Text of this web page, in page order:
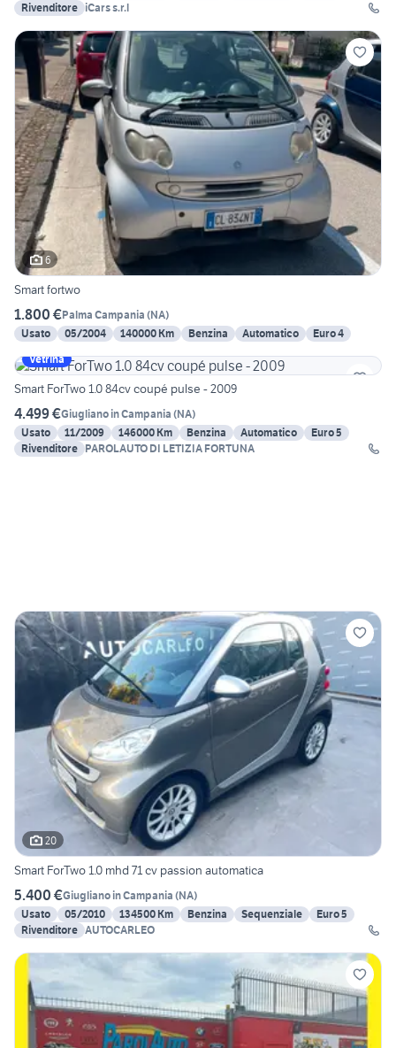
Rivenditore iCars s.r.l
6
Smart fortwo
1.800 €Palma Campania (NA)
Usato
05/2004 140000 Km Benzina Automatico
Euro 4
Vetrina
Smart ForTwo 1.0 84cv coupé pulse - 2009
4.499 €Giugliano in Campania (NA)
Usato
11/2009 146000 Km Benzina Automatico
Euro 5
Rivenditore PAROLAUTO DI LETIZIA FORTUNA
20
Smart ForTwo 1.0 mhd 71 cv passion automatica
5.400 €Giugliano in Campania (NA)
Usato
05/2010 134500 Km Benzina Sequenziale
Euro 5
Rivenditore AUTOCARLEO